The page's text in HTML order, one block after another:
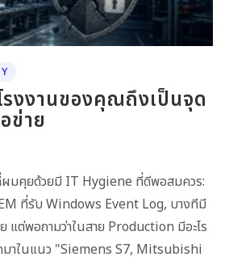
รงงานของคุณถึงเป็นจุด
ข่าย
มคุยด้วยมี IT Hygiene ที่ดีพอสมควร:
ที่รับ Windows Event Log, บางทีมี
แต่พอถามว่าในสาย Production มีอะไร
าในแนว "Siemens S7, Mitsubishi